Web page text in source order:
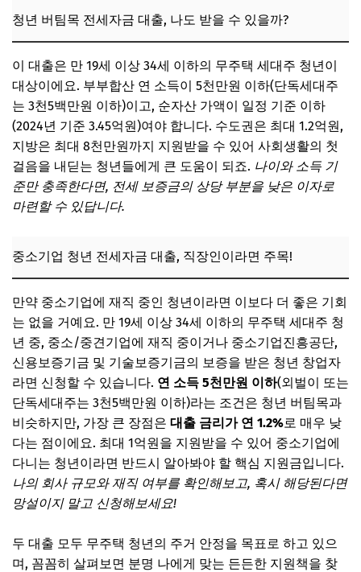
청년 버팀목 전세자금 대출, 나도 받을 수 있을까?
이 대출은 만 19세 이상 34세 이하의 무주택 세대주 청년이
대상이에요. 부부합산 연 소득이 5천만원 이하(단독세대주
는 3천5백만원 이하)이고, 순자산 가액이 일정 기준 이하
(2024년 기준 3.45억원)여야 합니다. 수도권은 최대 1.2억원,
지방은 최대 8천만원까지 지원받을 수 있어 사회생활의 첫
걸음을 내딛는 청년들에게 큰 도움이 되죠. 나이와 소득 기
준만 충족한다면, 전세 보증금의 상당 부분을 낮은 이자로
마련할 수 있답니다.
중소기업 청년 전세자금 대출, 직장인이라면 주목!
만약 중소기업에 재직 중인 청년이라면 이보다 더 좋은 기회
는 없을 거예요. 만 19세 이상 34세 이하의 무주택 세대주 청
년 중, 중소/중견기업에 재직 중이거나 중소기업진흥공단,
신용보증기금 및 기술보증기금의 보증을 받은 청년 창업자
라면 신청할 수 있습니다. 연 소득 5천만원 이하(외벌이 또는
단독세대주는 3천5백만원 이하)라는 조건은 청년 버팀목과
비슷하지만, 가장 큰 장점은 대출 금리가 연 1.2%로 매우 낮
다는 점이에요. 최대 1억원을 지원받을 수 있어 중소기업에
다니는 청년이라면 반드시 알아봐야 할 핵심 지원금입니다.
나의 회사 규모와 재직 여부를 확인해보고, 혹시 해당된다면
망설이지 말고 신청해보세요!
두 대출 모두 무주택 청년의 주거 안정을 목표로 하고 있으
며, 꼼꼼히 살펴보면 분명 나에게 맞는 든든한 지원책을 찾